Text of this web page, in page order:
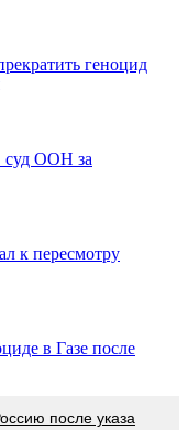
геноцид
суд ООН за
к пересмотру
в Газе после
после указа